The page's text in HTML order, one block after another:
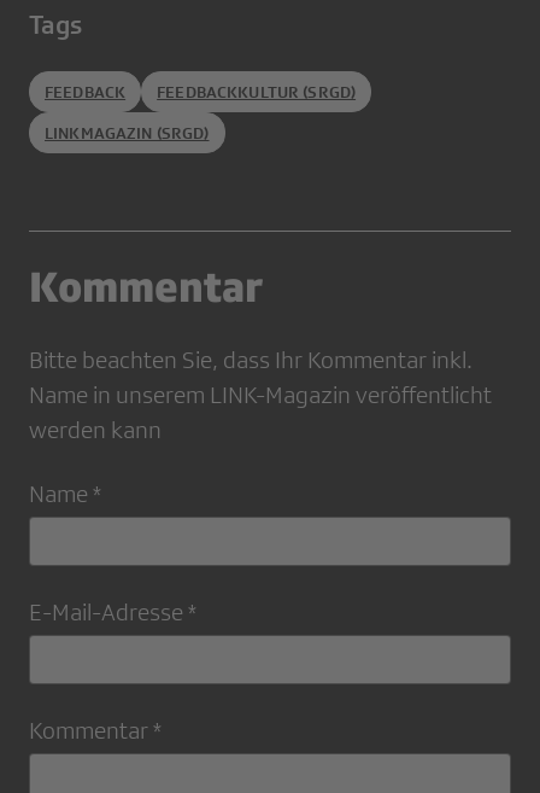
Tags
FEEDBACK FEEDBACKKULTUR (SRGD)
LINKMAGAZIN (SRGD)
Kommentar
Bitte beachten Sie, dass Ihr Kommentar inkl.
Name in unserem LINK-Magazin veröffentlicht
werden kann
Name *
E-Mail-Adresse *
Kommentar *